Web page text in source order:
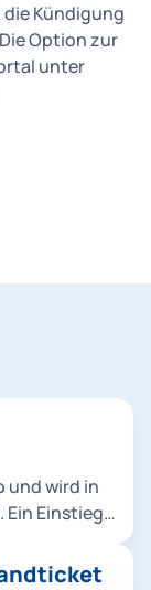
Kündigung
Option zur
unter
und wird in
Einstieg